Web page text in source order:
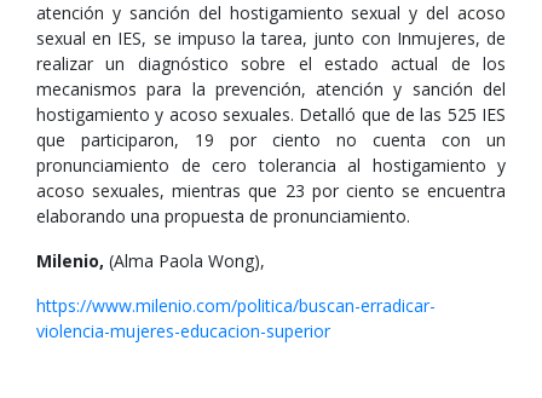
atención y sanción del hostigamiento sexual y del acoso
sexual en IES, se impuso la tarea, junto con Inmujeres, de
realizar un diagnóstico sobre el estado actual de los
mecanismos para la prevención, atención y sanción del
hostigamiento y acoso sexuales. Detalló que de las 525 IES
que participaron, 19 por ciento no cuenta con un
pronunciamiento de cero tolerancia al hostigamiento y
acoso sexuales, mientras que 23 por ciento se encuentra
elaborando una propuesta de pronunciamiento.
Milenio, (Alma Paola Wong),
https://www.milenio.com/politica/buscan-erradicar-
violencia-mujeres-educacion-superior